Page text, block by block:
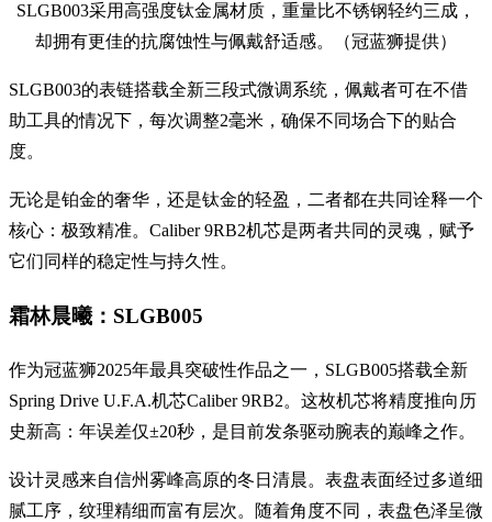
SLGB003采用高强度钛金属材质，重量比不锈钢轻约三成，
却拥有更佳的抗腐蚀性与佩戴舒适感。（冠蓝狮提供）
SLGB003的表链搭载全新三段式微调系统，佩戴者可在不借
助工具的情况下，每次调整2毫米，确保不同场合下的贴合
度。
无论是铂金的奢华，还是钛金的轻盈，二者都在共同诠释一个
核心：极致精准。Caliber 9RB2机芯是两者共同的灵魂，赋予
它们同样的稳定性与持久性。
霜林晨曦：SLGB005
作为冠蓝狮2025年最具突破性作品之一，SLGB005搭载全新
Spring Drive U.F.A.机芯Caliber 9RB2。这枚机芯将精度推向历
史新高：年误差仅±20秒，是目前发条驱动腕表的巅峰之作。
设计灵感来自信州雾峰高原的冬日清晨。表盘表面经过多道细
腻工序，纹理精细而富有层次。随着角度不同，表盘色泽呈微